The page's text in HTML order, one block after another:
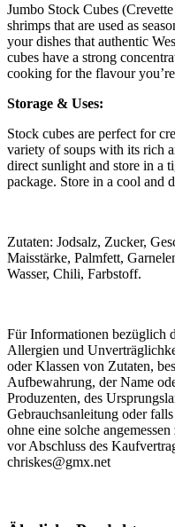
Jumbo Stock Cubes
shrimps that are used as
your dishes that authentic
cubes have a strong
cooking for the flavour
Storage & Uses:
Stock cubes are perfect for
variety of soups with its rich
direct sunlight and store in a
package. Store in a cool and
Zutaten: Jodsalz, Zucker,
Maisstärke, Palmfett,
Wasser, Chili, Farbstoff.
Für Informationen bezüglich
Allergien und
oder Klassen von Zutaten,
Aufbewahrung, der Name
Produzenten, des
Gebrauchsanleitung oder
ohne eine solche
vor Abschluss des
chriskes@gmx.net